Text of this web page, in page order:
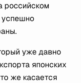
российском
успешно
уже давно
японских
же касается